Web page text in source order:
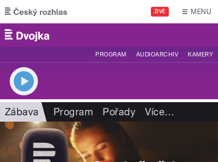
Přejít k hlavnímu obsahu
ŽIVĚ MENU
PROGRAM AUDIOARCHIV KAMERY
Zábava Program Pořady Více…